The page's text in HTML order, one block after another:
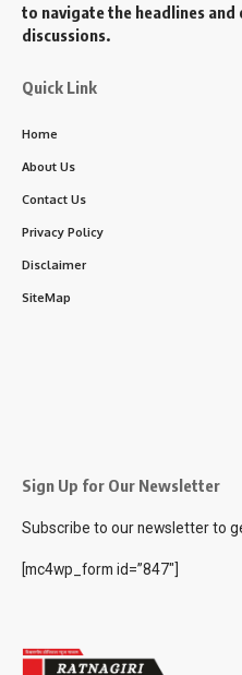
to navigate the headlines and
discussions.
Quick Link
Home
About Us
Contact Us
Privacy Policy
Disclaimer
SiteMap
Sign Up for Our Newsletter
Subscribe to our newsletter to
[mc4wp_form id=”847″]